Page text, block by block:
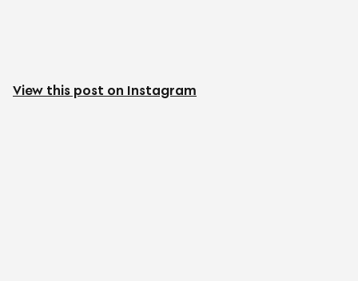
View this post on Instagram